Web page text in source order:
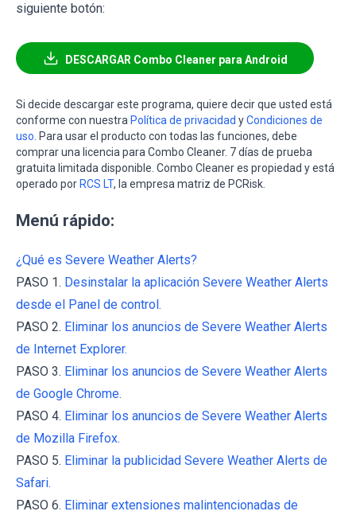
siguiente botón:
DESCARGAR Combo Cleaner para Android
Si decide descargar este programa, quiere decir que usted está
conforme con nuestra Política de privacidad yCondiciones de
uso . Para usar el producto con todas las funciones, debe
comprar una licencia para Combo Cleaner. 7 días de prueba
gratuita limitada disponible. Combo Cleaner es propiedad y está
operado por RCS LT, la empresa matriz de PCRisk.
Menú rápido:
¿Qué es Severe Weather Alerts?
PASO 1. Desinstalar la aplicación Severe Weather Alerts
desde el Panel de control.
PASO 2. Eliminar los anuncios de Severe Weather Alerts
de Internet Explorer.
PASO 3. Eliminar los anuncios de Severe Weather Alerts
de Google Chrome.
PASO 4. Eliminar los anuncios de Severe Weather Alerts
de Mozilla Firefox.
PASO 5. Eliminar la publicidad Severe Weather Alerts de
Safari.
PASO 6. Eliminar extensiones malintencionadas de